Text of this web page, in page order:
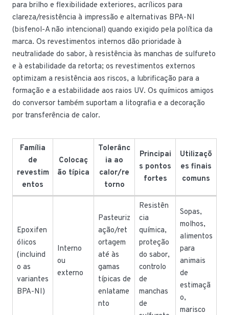
para brilho e flexibilidade exteriores, acrílicos para
clareza/resistência à impressão e alternativas BPA-NI
(bisfenol-A não intencional) quando exigido pela política da
marca. Os revestimentos internos dão prioridade à
neutralidade do sabor, à resistência às manchas de sulfureto
e à estabilidade da retorta; os revestimentos externos
optimizam a resistência aos riscos, a lubrificação para a
formação e a estabilidade aos raios UV. Os químicos amigos
do conversor também suportam a litografia e a decoração
por transferência de calor.
Família
de
revestim
entos
Colocaç
ão típica
Tolerânc
ia ao
calor/re
torno
Principai
s pontos
fortes
Utilizaçõ
es finais
comuns
Epoxifen
ólicos
(incluind
o as
variantes
BPA-NI)
Interno
ou
externo
Pasteuriz
ação/ret
ortagem
até às
gamas
típicas de
enlatame
nto
Resistên
cia
química,
proteção
do sabor,
controlo
de
manchas
de
Sopas,
molhos,
alimentos
para
animais
de
estimaçã
o,
marisco